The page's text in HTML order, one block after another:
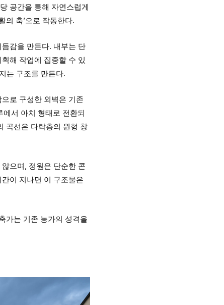
공간을 통해 자연스럽게
의 축’으로 작동한다.
감을 만든다. 내부는 단
해 작업에 집중할 수 있
는 구조를 만든다.
로 구성한 외벽은 기존
서 아치 형태로 전환되
곡선은 다락층의 원형 창
으며, 정원은 단순한 콘
이 지나면 이 구조물은
가는 기존 농가의 성격을